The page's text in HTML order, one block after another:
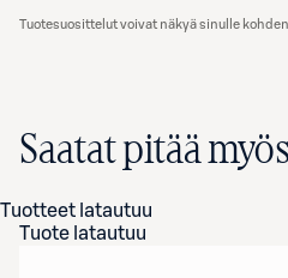
Tuotesuosittelut voivat näkyä sinulle
Saatat pitää
Tuotteet latautuu
Tuote latautuu